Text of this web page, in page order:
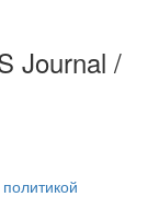
Journal /
политикой